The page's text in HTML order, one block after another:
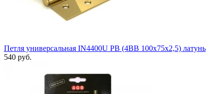
Петля универсальная IN4400U PB (4BB 100x75x2,5) латунь
540 руб.